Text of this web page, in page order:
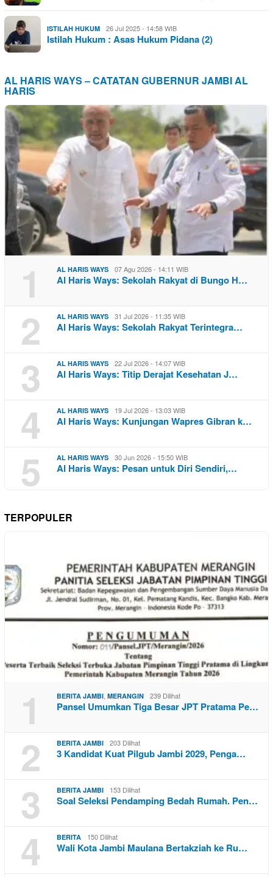
ISTILAH HUKUM 26 Jul 2025 - 14:58 WIB
Istilah Hukum : Asas Hukum Pidana (2)
AL HARIS WAYS – CATATAN GUBERNUR JAMBI AL
HARIS
1 AL HARIS WAYS 07 Agu 2026 - 14:11 WIB
Al Haris Ways: Sekolah Rakyat di Bungo H…
2 AL HARIS WAYS 31 Jul 2026 - 11:35 WIB
Al Haris Ways: Sekolah Rakyat Terintegra…
3 AL HARIS WAYS 22 Jul 2026 - 14:07 WIB
Al Haris Ways: Titip Derajat Kesehatan J…
4 AL HARIS WAYS 19 Jul 2026 - 13:03 WIB
Al Haris Ways: Kunjungan Wapres Gibran k…
5 AL HARIS WAYS 30 Jun 2026 - 15:50 WIB
Al Haris Ways: Pesan untuk Diri Sendiri,…
TERPOPULER
1 BERITA JAMBI, MERANGIN 239 Dilihat
Pansel Umumkan Tiga Besar JPT Pratama Pe…
2 BERITA JAMBI 203 Dilihat
3 Kandidat Kuat Pilgub Jambi 2029, Penga…
3 BERITA JAMBI 153 Dilihat
Soal Seleksi Pendamping Bedah Rumah. Pen…
4 BERITA 150 Dilihat
Wali Kota Jambi Maulana Bertakziah ke Ru…